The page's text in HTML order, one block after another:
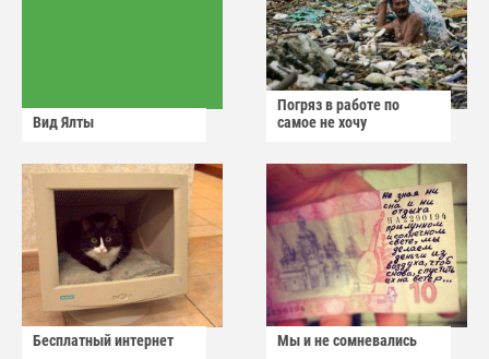
Вид Ялты
Погряз в работе по
самое не хочу
Бесплатный интернет Мы и не сомневались